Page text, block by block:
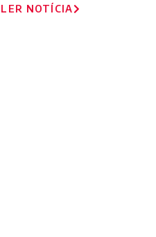
LER NOTÍCIA